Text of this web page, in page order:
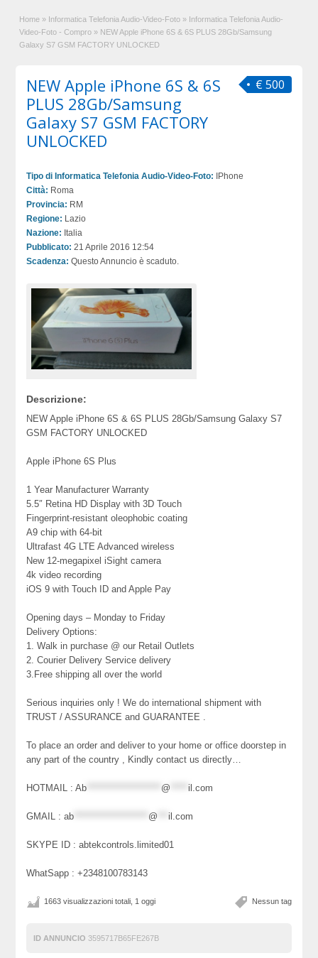
Home » Informatica Telefonia Audio-Video-Foto » Informatica Telefonia Audio-
Video-Foto - Compro » NEW Apple iPhone 6S & 6S PLUS 28Gb/Samsung
Galaxy S7 GSM FACTORY UNLOCKED
€ 500
NEW Apple iPhone 6S & 6S
PLUS 28Gb/Samsung
Galaxy S7 GSM FACTORY
UNLOCKED
Tipo di Informatica Telefonia Audio-Video-Foto:
IPhone
Città: Roma
Provincia: RM
Regione: Lazio
Nazione: Italia
Pubblicato: 21 Aprile 2016 12:54
Scadenza: Questo Annuncio è scaduto.
Descrizione:
NEW Apple iPhone 6S & 6S PLUS 28Gb/Samsung Galaxy S7
GSM FACTORY UNLOCKED
Apple iPhone 6S Plus
1 Year Manufacturer Warranty
5.5″ Retina HD Display with 3D Touch
Fingerprint-resistant oleophobic coating
A9 chip with 64-bit
Ultrafast 4G LTE Advanced wireless
New 12-megapixel iSight camera
4k video recording
iOS 9 with Touch ID and Apple Pay
Opening days – Monday to Friday
Delivery Options:
1. Walk in purchase @ our Retail Outlets
2. Courier Delivery Service delivery
3.Free shipping all over the world
Serious inquiries only ! We do international shipment with
TRUST / ASSURANCE and GUARANTEE .
To place an order and deliver to your home or office doorstep in
any part of the country , Kindly contact us directly…
HOTMAIL :Ab @ il.com
GMAIL :ab @ il.com
SKYPE ID : abtekcontrols.limited01
WhatSapp : +2348100783143
Nessun tag
1663 visualizzazioni totali, 1 oggi
ID ANNUNCIO 3595717B65FE267B